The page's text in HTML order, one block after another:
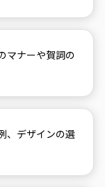
マナーや賀詞の
、デザインの選